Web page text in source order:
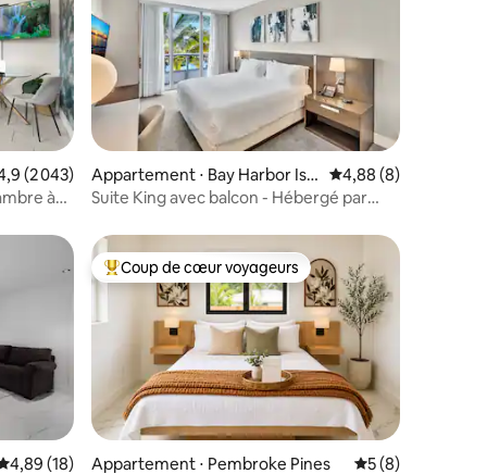
: 5 sur 5
moyenne sur la base de 2 043 commentaires : 4,9 sur 5
(2 043)
à
Appartement ⋅ Bay Harbor Isla
nds
Évaluation moyenne
4,88 (8)
Suite King avec balcon - Hébergé par
: 4,99 sur 5
moyenne sur la base de 18 commentaires : 4,89 sur 5
4,89 (18)
Coups de cœur voyageurs les plus appréciés
Coup de cœur voyageurs
Appartement ⋅ Pembroke Pines Évaluation
5 (8)